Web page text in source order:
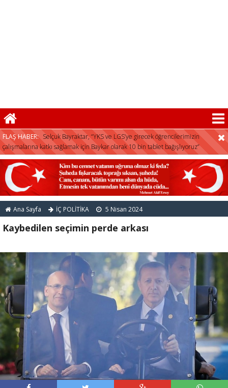
Selçuk Bayraktar, “YKS ve LGS’ye girecek öğrencilerimizin
çalışmalarına katkı sağlamak için Baykar olarak 10 bin tablet bağışlıyoruz”
Ana Sayfa İÇ POLİTİKA 5 Nisan 2024
Kaybedilen seçimin perde arkası